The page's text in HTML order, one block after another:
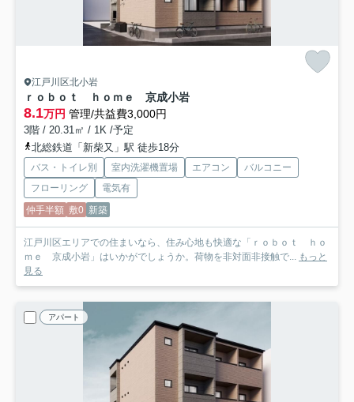
江戸川区北小岩
ｒｏｂｏｔ ｈｏｍｅ 京成小岩
8.1万円 管理/共益費3,000円
3階 / 20.31㎡ / 1K /予定
北総鉄道「新柴又」駅 徒歩18分
バス・トイレ別 室内洗濯機置場 エアコン
バルコニー
フローリング
電気有
仲手半額 敷0 新築
江戸川区エリアでの住まいなら、住み心地も快適な「ｒｏｂｏｔ ｈｏ
ｍｅ 京成小岩」はいかがでしょうか。荷物を非対面非接触で...
もっと
見る
アパート